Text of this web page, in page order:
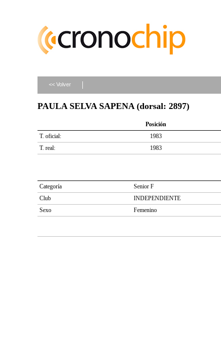
<< Volver
PAULA SELVA SAPENA (dorsal: 2897)
Posición
T. oficial:
1983
T. real:
1983
Categoría
Senior F
Club
INDEPENDIENTE
Sexo
Femenino